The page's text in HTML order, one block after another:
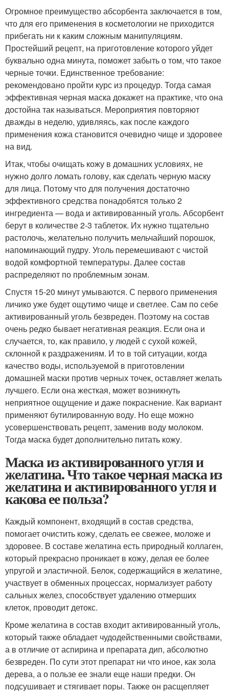
Огромное преимущество абсорбента заключается в том,
что для его применения в косметологии не приходится
прибегать ни к каким сложным манипуляциям.
Простейший рецепт, на приготовление которого уйдет
буквально одна минута, поможет забыть о том, что такое
черные точки. Единственное требование:
рекомендовано пройти курс из процедур. Тогда самая
эффективная черная маска докажет на практике, что она
достойна так называться. Мероприятия повторяют
дважды в неделю, удивляясь, как после каждого
применения кожа становится очевидно чище и здоровее
на вид.
Итак, чтобы очищать кожу в домашних условиях, не
нужно долго ломать голову, как сделать черную маску
для лица. Потому что для получения достаточно
эффективного средства понадобятся только 2
ингредиента — вода и активированный уголь. Абсорбент
берут в количестве 2-3 таблеток. Их нужно тщательно
растолочь, желательно получить мельчайший порошок,
напоминающий пудру. Уголь перемешивают с чистой
водой комфортной температуры. Далее состав
распределяют по проблемным зонам.
Спустя 15-20 минут умываются. С первого применения
личико уже будет ощутимо чище и светлее. Сам по себе
активированный уголь безвреден. Поэтому на состав
очень редко бывает негативная реакция. Если она и
случается, то, как правило, у людей с сухой кожей,
склонной к раздражениям. И то в той ситуации, когда
качество воды, используемой в приготовлении
домашней маски против черных точек, оставляет желать
лучшего. Если она жесткая, может возникнуть
неприятное ощущение и даже покраснение. Как вариант
применяют бутилированную воду. Но еще можно
усовершенствовать рецепт, заменив воду молоком.
Тогда маска будет дополнительно питать кожу.
Маска из активированного угля и
желатина. Что такое черная маска из
желатина и активированного угля и
какова ее польза?
Каждый компонент, входящий в состав средства,
помогает очистить кожу, сделать ее свежее, моложе и
здоровее. В составе желатина есть природный коллаген,
который прекрасно проникает в кожу, делая ее более
упругой и эластичной. Белок, содержащийся в желатине,
участвует в обменных процессах, нормализует работу
сальных желез, способствует удалению отмерших
клеток, проводит детокс.
Кроме желатина в состав входит активированный уголь,
который также обладает чудодейственными свойствами,
а в отличие от аспирина и препарата дип, абсолютно
безвреден. По сути этот препарат ни что иное, как зола
дерева, а о пользе ее знали еще наши предки. Он
подсушивает и стягивает поры. Также он расщепляет